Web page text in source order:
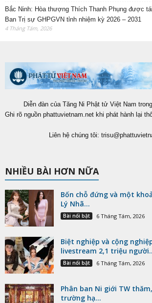
Bắc Ninh: Hòa thượng Thích Thanh Phụng được
Ban Trị sự GHPGVN tỉnh nhiệm kỳ 2026 – 2031
4 Tháng Tám, 2026
Diễn đàn của Tăng Ni Phật tử Việt Nam
Ghi rõ nguồn phattuvietnam.net khi phát hành lại
Liên hệ chúng tôi:
NHIỀU BÀI HƠN NỮA
Bốn chỗ đứng và một
Lý Nhã...
Bài nổi bật 6 Tháng Tám, 2026
Biệt nghiệp và cộng
livestream 2,1 triệu
Bài nổi bật 6 Tháng Tám, 2026
Phân ban Ni giới TW
trường hạ...